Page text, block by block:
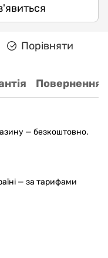
Порівняти
Повернення
— безкоштовно.
— за тарифами